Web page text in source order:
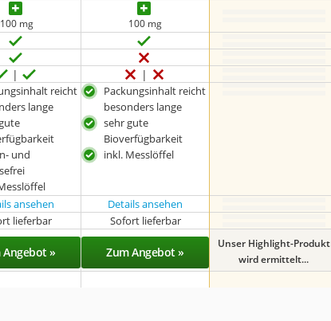
100 mg 100 mg
reicht
lange
und
Packungsinhalt reicht
besonders lange
sehr gute
Bioverfügbarkeit
inkl. Messlöffel
ansehen Details ansehen
lieferbar Sofort lieferbar
Angebot » Zum Angebot »
Unser Highlight-Produkt
wird ermittelt...